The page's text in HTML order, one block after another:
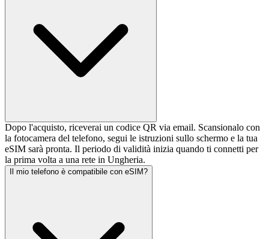
Dopo l'acquisto, riceverai un codice QR via email. Scansionalo con
la fotocamera del telefono, segui le istruzioni sullo schermo e la tua
eSIM sarà pronta. Il periodo di validità inizia quando ti connetti per
la prima volta a una rete in Ungheria.
Il mio telefono è compatibile con eSIM?